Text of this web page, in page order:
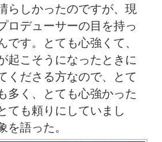
らしかったのですが、現
ロデューサーの目を持っ
です。とても心強くて、
起こそうになったときに
くださる方なので、とて
多く、とても心強かった
ても頼りにしていまし
を語った。